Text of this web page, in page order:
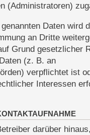
(Administratoren)
Daten wird
an Dritte
Grund gesetzlicher
(z. B. an
verpflichtet ist
Interessen
darüber